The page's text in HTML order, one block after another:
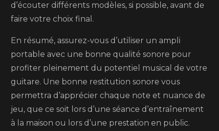
d’écouter différents modèles, si possible, avant de
faire votre choix final.
En résumé, assurez-vous d’utiliser un ampli
portable avec une bonne qualité sonore pour
profiter pleinement du potentiel musical de votre
guitare. Une bonne restitution sonore vous
permettra d’apprécier chaque note et nuance de
jeu, que ce soit lors d’une séance d’entraînement
à la maison ou lors d’une prestation en public.